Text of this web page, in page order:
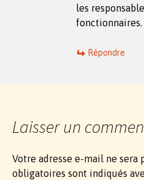
les
fonctionnaires.
Répondre
Laisser un
Votre adresse e-mail ne sera
obligatoires sont indiqués